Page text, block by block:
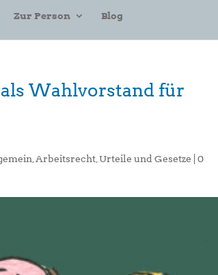
Zur Person Blog
Wahlvorstand für
Arbeitsrecht ,Urteile und Gesetze |0